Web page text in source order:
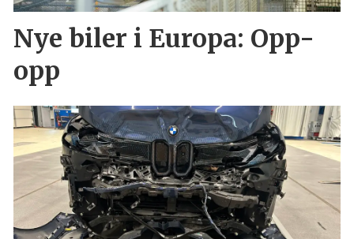
Nye biler i Europa: Opp-
opp